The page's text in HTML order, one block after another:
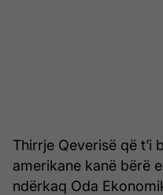
Thirrje Qeverisë që t’i
amerikane kanë bërë
ndërkaq Oda